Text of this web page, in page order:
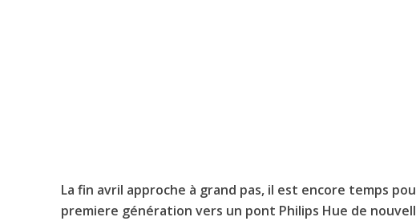
La fin avril approche à grand pas, il est encore temps
premiere génération vers un pont Philips Hue de